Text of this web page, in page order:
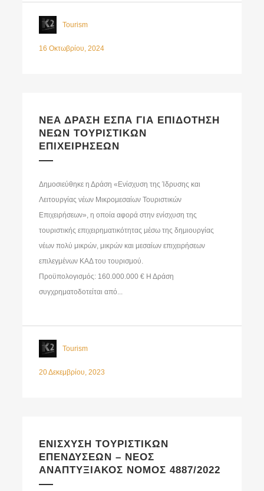
Tourism
16 Οκτωβρίου, 2024
ΝΕΑ ΔΡΑΣΗ ΕΣΠΑ ΓΙΑ ΕΠΙΔΟΤΗΣΗ
ΝΕΩΝ ΤΟΥΡΙΣΤΙΚΩΝ
ΕΠΙΧΕΙΡΗΣΕΩΝ
Δημοσιεύθηκε η Δράση «Ενίσχυση της Ίδρυσης και
Λειτουργίας νέων Μικρομεσαίων Τουριστικών
Επιχειρήσεων», η οποία αφορά στην ενίσχυση της
τουριστικής επιχειρηματικότητας μέσω της δημιουργίας
νέων πολύ μικρών, μικρών και μεσαίων επιχειρήσεων
επιλεγμένων ΚΑΔ του τουρισμού.
Προϋπολογισμός: 160.000.000 € Η Δράση
συγχρηματοδοτείται από...
Tourism
20 Δεκεμβρίου, 2023
ΕΝΙΣΧΥΣΗ ΤΟΥΡΙΣΤΙΚΩΝ
ΕΠΕΝΔΥΣΕΩΝ – ΝΕΟΣ
ΑΝΑΠΤΥΞΙΑΚΟΣ ΝΟΜΟΣ 4887/2022